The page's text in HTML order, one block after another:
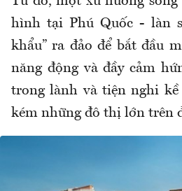
hình tại Phú Quốc - làn
khẩu” ra đảo để bắt đầu
năng động và đầy cảm
trong lành và tiện nghi kề
kém những đô thị lớn trên